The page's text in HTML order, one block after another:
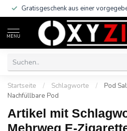
Gratisgeschenk aus einer
MENU
Startseite / Schlagworte /
Pod
Nachfüllbare Pod
Artikel mit
Mehrweg E-